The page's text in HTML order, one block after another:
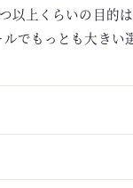
上くらいの目的は
でもっとも大きい